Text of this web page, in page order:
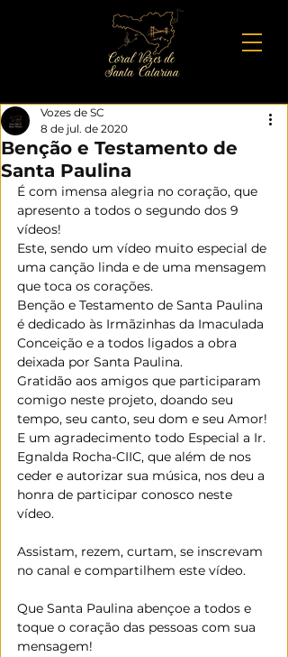
Benção e Testamento de
Santa Paulina
Vozes de SC
8 de jul. de 2020
É com imensa alegria no coração, que
apresento a todos o segundo dos 9
vídeos!
Este, sendo um vídeo muito especial de
uma canção linda e de uma mensagem
que toca os corações.
Benção e Testamento de Santa Paulina
é dedicado às Irmãzinhas da Imaculada
Conceição e a todos ligados a obra
deixada por Santa Paulina.
Gratidão aos amigos que participaram
comigo neste projeto, doando seu
tempo, seu canto, seu dom e seu Amor!
E um agradecimento todo Especial a Ir.
Egnalda Rocha-CIIC, que além de nos
ceder e autorizar sua música, nos deu a
honra de participar conosco neste
vídeo.
Assistam, rezem, curtam, se inscrevam
no canal e compartilhem este vídeo.
Que Santa Paulina abençoe a todos e
toque o coração das pessoas com sua
mensagem!